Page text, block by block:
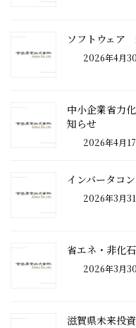
ソフトウェア
2026年4月
中小企業省力
知らせ
2026年4月
インバータコ
2026年3月
省エネ・非化
2026年3月
滋賀県未来投